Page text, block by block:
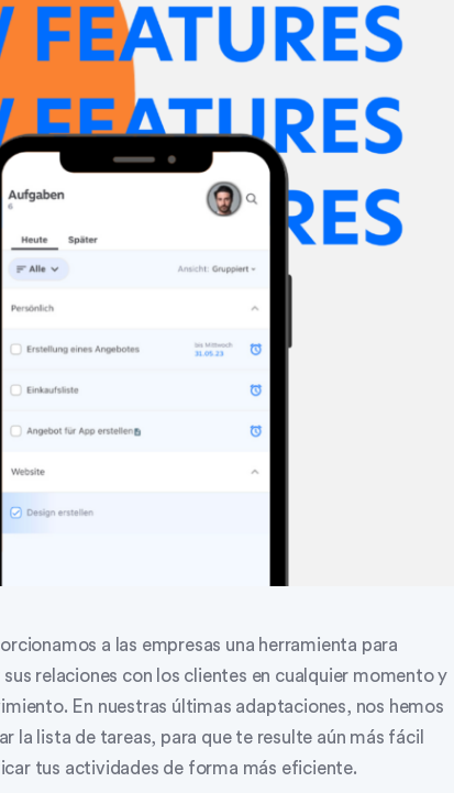
a las empresas una herramienta para
relaciones con los clientes en cualquier momento y
En nuestras últimas adaptaciones, nos hemos
la lista de tareas, para que te resulte aún más fácil
tus actividades de forma más eficiente.